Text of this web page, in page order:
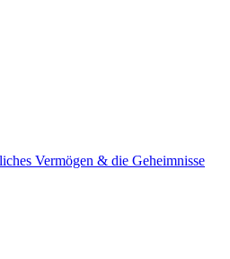
Vermögen & die Geheimnisse